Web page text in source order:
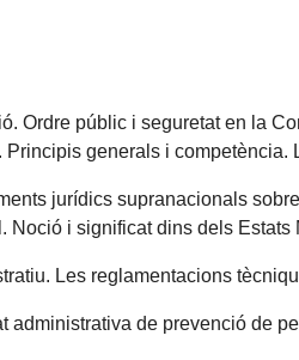
Ordre públic i seguretat en la
generals i
jurídics supranacionals
i significat dins dels
Les reglamentacions
de prevenció de